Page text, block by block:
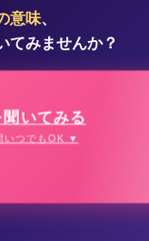
意味、
てみませんか？
いてみる
いつでもOK ▼